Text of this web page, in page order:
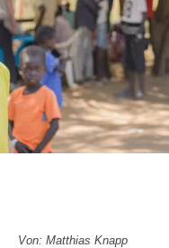
Von: Matthias Knapp